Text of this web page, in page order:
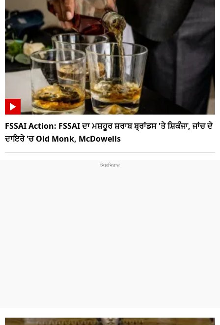
FSSAI Action: FSSAI ਦਾ ਮਸ਼ਹੂਰ ਸ਼ਰਾਬ ਬ੍ਰਾਂਡਸ 'ਤੇ ਸ਼ਿਕੰਜਾ, ਜਾਂਚ ਦੇ
ਦਾਇਰੇ 'ਚ Old Monk, McDowells